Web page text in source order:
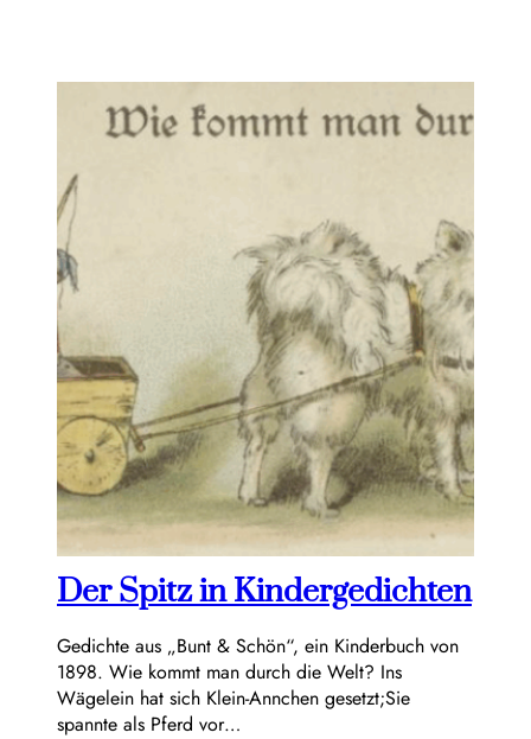
Der Spitz in Kindergedichten
Gedichte aus „Bunt & Schön“, ein Kinderbuch von
1898. Wie kommt man durch die Welt? Ins
Wägelein hat sich Klein-Annchen gesetzt;Sie
spannte als Pferd vor…